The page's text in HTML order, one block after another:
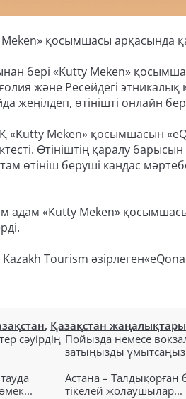
қосымшасы арқасында
бері «Kutty Meken»
және Ресейдегі
жеңілдеп, өтінішті онлайн
«Kutty Meken» қосымшасын
Өтініштің қаралу
өтініш беруші кандас
адам «Kutty Meken»
Tourism
, Қазақстан жаңалықтары
сәуірдің Пойызда немесе
затыңызды ұмытсаңыз
Астана – Талдықорған
тікелей жолаушылар...